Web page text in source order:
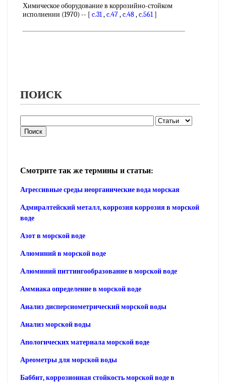
Химическое оборудование в коррозийно-стойком
исполнении (1970) -- [ c.31,c.47,c.48,c.561]
ПОИСК
Смотрите так же термины и статьи:
Агрессивные среды неорганические вода морская
Адмиралтейский металл, коррозия коррозия в морской
воде
Азот в морской воде
Алюминий в морской воде
Алюминий питтингообразование в морской воде
Аммиака определение в морской воде
Анализ дисперсиометрический морской воды
Анализ морской воды
Апологических материала морской воде
Ареометры для морской воды
Баббит, коррозионная стойкость морской воде в